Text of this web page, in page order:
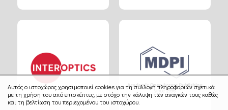
Αυτός ο ιστοχώρος χρησιμοποιεί cookies για τη συλλογή πληροφοριών σχετικά
με τη χρήση του από επισκέπτες, με στόχο την κάλυψη των αναγκών τους καθώς
και τη βελτίωση του περιεχομένου του ιστοχώρου.